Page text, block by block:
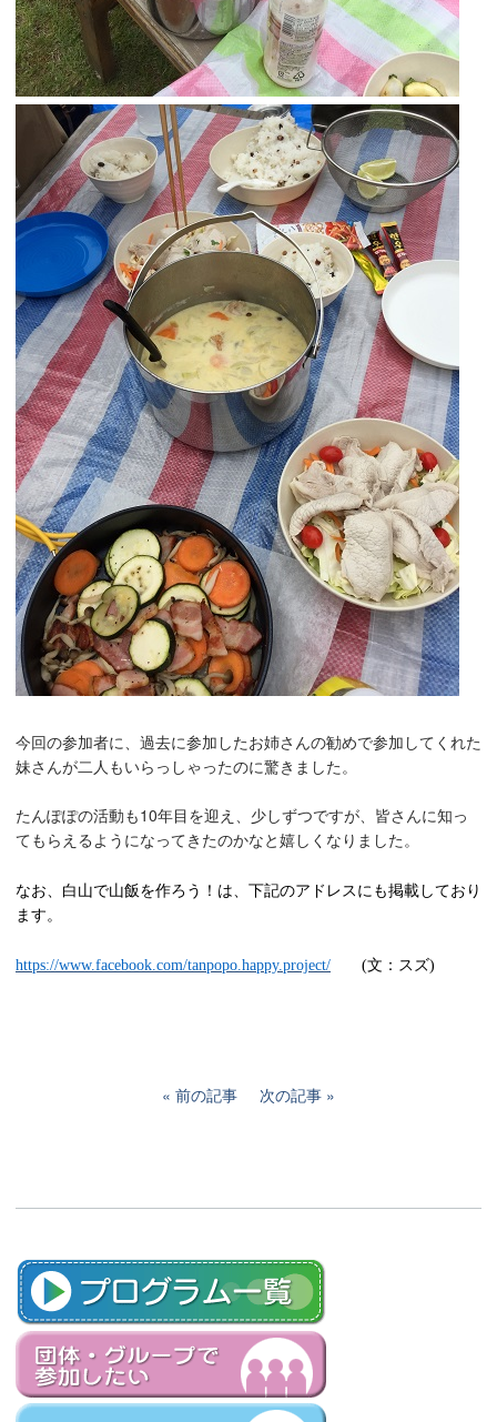
今回の参加者に、過去に参加したお姉さんの勧めで参加してくれた
妹さんが二人もいらっしゃったのに驚きました。
たんぽぽの活動も10年目を迎え、少しずつですが、皆さんに知っ
てもらえるようになってきたのかなと嬉しくなりました。
なお、白山で山飯を作ろう！は、下記のアドレスにも掲載しており
ます。
https://www.facebook.com/tanpopo.happy.project/ (文：スズ)
前の記事 次の記事